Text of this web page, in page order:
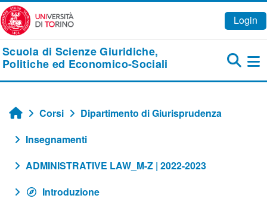
Vai al contenuto principale
Login
Scuola di Scienze Giuridiche,
Politiche ed Economico-Sociali
Home
Corsi
Dipartimento di Giurisprudenza
Insegnamenti
ADMINISTRATIVE LAW_M-Z | 2022-2023
Introduzione